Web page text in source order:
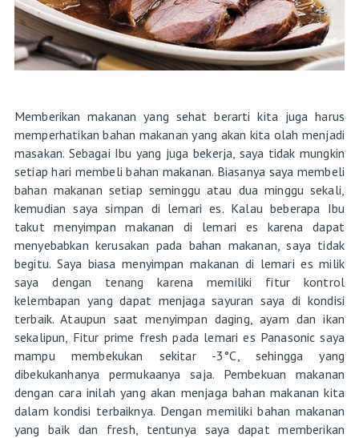
Memberikan makanan yang sehat berarti kita juga harus
memperhatikan bahan makanan yang akan kita olah menjadi
masakan. Sebagai Ibu yang juga bekerja, saya tidak mungkin
setiap hari membeli bahan makanan. Biasanya saya membeli
bahan makanan setiap seminggu atau dua minggu sekali,
kemudian saya simpan di lemari es. Kalau beberapa Ibu
takut menyimpan makanan di lemari es karena dapat
menyebabkan kerusakan pada bahan makanan, saya tidak
begitu. Saya biasa menyimpan makanan di lemari es milik
saya dengan tenang karena memiliki fitur kontrol
kelembapan yang dapat menjaga sayuran saya di kondisi
terbaik. Ataupun saat menyimpan daging, ayam dan ikan
sekalipun, Fitur prime fresh pada lemari es Panasonic saya
mampu membekukan sekitar -3°C, sehingga yang
dibekukanhanya permukaanya saja. Pembekuan makanan
dengan cara inilah yang akan menjaga bahan makanan kita
dalam kondisi terbaiknya. Dengan memiliki bahan makanan
yang baik dan fresh, tentunya saya dapat memberikan